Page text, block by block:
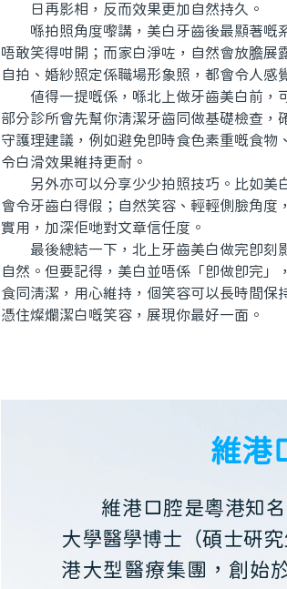
日再影相，反而效果更加自然持久。
喺拍照角度嚟講，美白牙齒後最顯著嘅
唔敢笑得咁開；而家白淨咗，自然會放膽
自拍、婚紗照定係職場形象照，都會令人感
值得一提嘅係，喺北上做牙齒美白前，
部分診所會先幫你清潔牙齒同做基礎檢查
守護理建議，例如避免即時食色素重嘅食
令白滑效果維持更耐。
另外亦可以分享少少拍照技巧。比如美
會令牙齒白得假；自然笑容、輕輕側臉角
實用，加深佢哋對文章信任度。
最後總結一下，北上牙齒美白做完即刻
自然。但要記得，美白並唔係「即做即完
食同清潔，用心維持，個笑容可以長時間
憑住燦爛潔白嘅笑容，展現你最好一面。
維港
維港口腔是粵港知
大學醫學博士（碩士研
港大型醫療集團，創始